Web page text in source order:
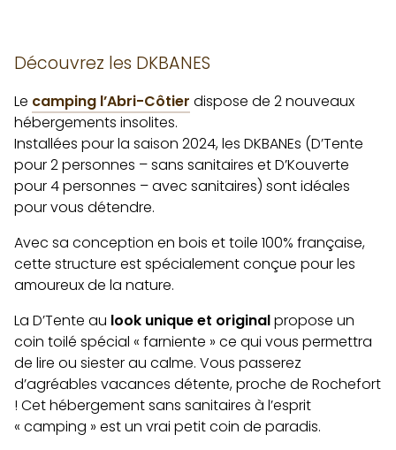
Découvrez les DKBANES
Le camping l’Abri-Côtier dispose de 2 nouveaux
hébergements insolites.
Installées pour la saison 2024, les DKBANEs (D’Tente
pour 2 personnes – sans sanitaires et D’Kouverte
pour 4 personnes – avec sanitaires) sont idéales
pour vous détendre.
Avec sa conception en bois et toile 100% française,
cette structure est spécialement conçue pour les
amoureux de la nature.
La D’Tente au look unique et originalpropose un
coin toilé spécial « farniente » ce qui vous permettra
de lire ou siester au calme. Vous passerez
d’agréables vacances détente, proche de Rochefort
! Cet hébergement sans sanitaires à l’esprit
« camping » est un vrai petit coin de paradis.